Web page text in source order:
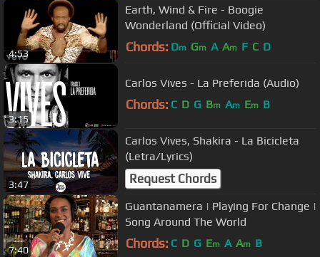
4:53
Earth, Wind & Fire - Boogie
Wonderland (Official Video)
Chords: Dm Gm A Am F C D
3:15
Carlos Vives - La Preferida (Audio)
Chords: C D G Bm Am Em B
3:47
Carlos Vives, Shakira - La Bicicleta
(Letra/Lyrics)
Request Chords
7:40
Guantanamera | Playing For Change |
Song Around The World
Chords: C D G Em A Am B